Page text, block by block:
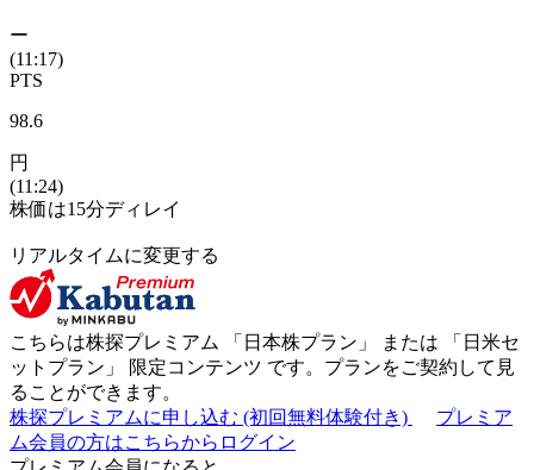
ー
(11:17)
PTS
98.6
円
(11:24)
株価は15分ディレイ
リアルタイムに変更する
こちらは株探プレミアム 「 日本株プラン 」 または 「 日米セ
ットプラン 」 限定コンテンツ です。プランをご契約して見
ることができます。
株探プレミアムに申し込む (初回無料体験付き)
プレミア
ム会員の方はこちらからログイン